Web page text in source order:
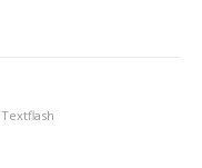
Textflash